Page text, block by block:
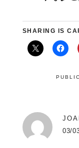
SHARING IS
03/